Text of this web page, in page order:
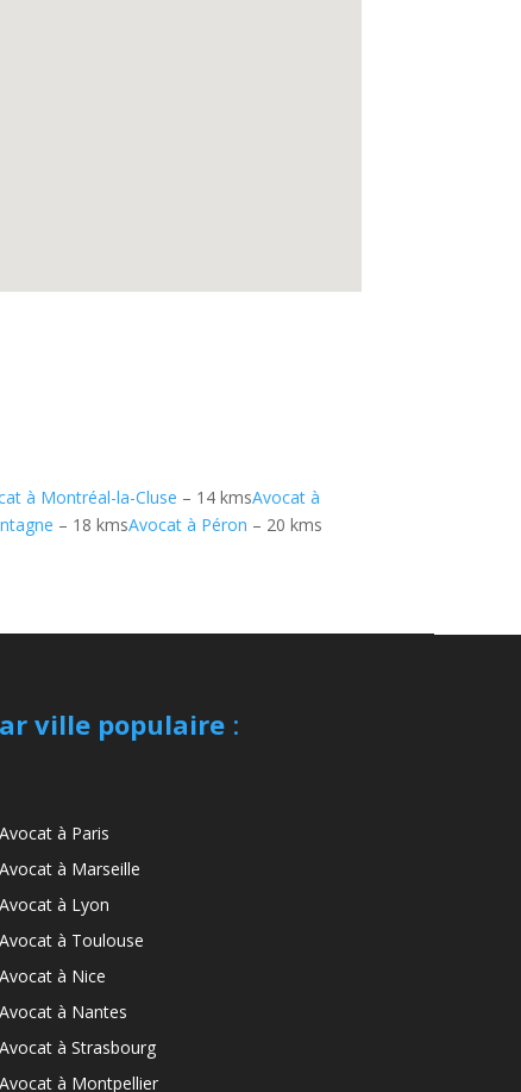
à Montréal-la-Cluse – 14 kmsAvocat à
– 18 kmsAvocat à Péron – 20 kms
ville populaire:
Avocat à Paris
Avocat à Marseille
Avocat à Lyon
Avocat à Toulouse
Avocat à Nice
Avocat à Nantes
Avocat à Strasbourg
Avocat à Montpellier